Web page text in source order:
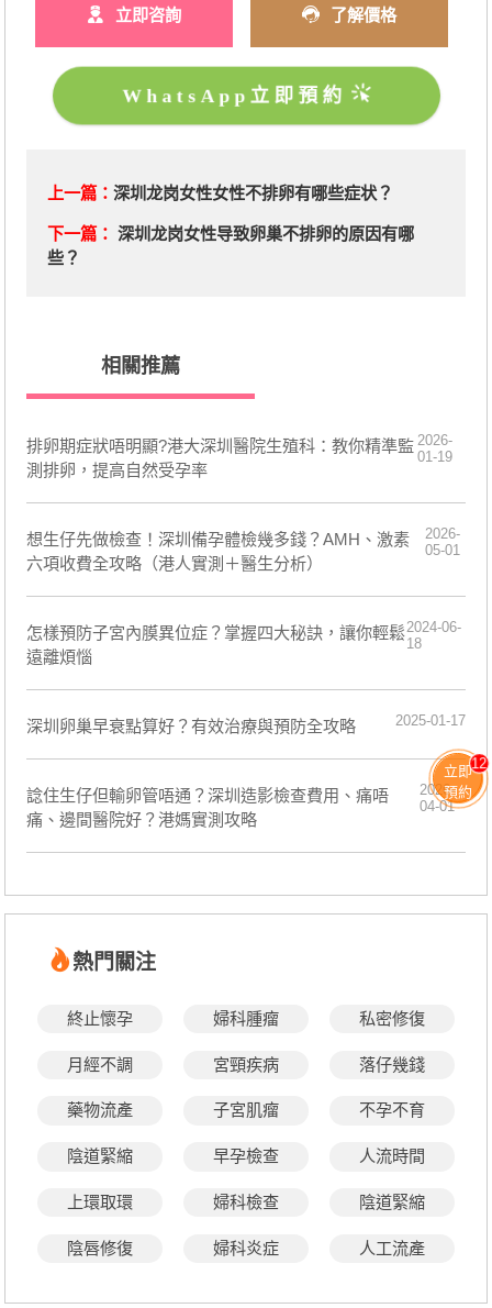
立即咨詢 了解價格
WhatsApp立即預約
上一篇： 深圳龙岗女性女性不排卵有哪些症状？
下一篇： 深圳龙岗女性导致卵巢不排卵的原因有哪
些？
相關推薦
排卵期症狀唔明顯?港大深圳醫院生殖科：教你精準監
測排卵，提高自然受孕率
2026-
01-19
想生仔先做檢查！深圳備孕體檢幾多錢？AMH、激素
六項收費全攻略（港人實測＋醫生分析）
2026-
05-01
怎樣預防子宮內膜異位症？掌握四大秘訣，讓你輕鬆
遠離煩惱
2024-06-
18
深圳卵巢早衰點算好？有效治療與預防全攻略 2025-01-17
諗住生仔但輸卵管唔通？深圳造影檢查費用、痛唔
痛、邊間醫院好？港媽實測攻略
2026-
04-01
熱門關注
終止懷孕 婦科腫瘤 私密修復
月經不調 宮頸疾病 落仔幾錢
藥物流產 子宮肌瘤 不孕不育
陰道緊縮 早孕檢查 人流時間
上環取環 婦科檢查 陰道緊縮
陰唇修復 婦科炎症 人工流產
立即
預約
12